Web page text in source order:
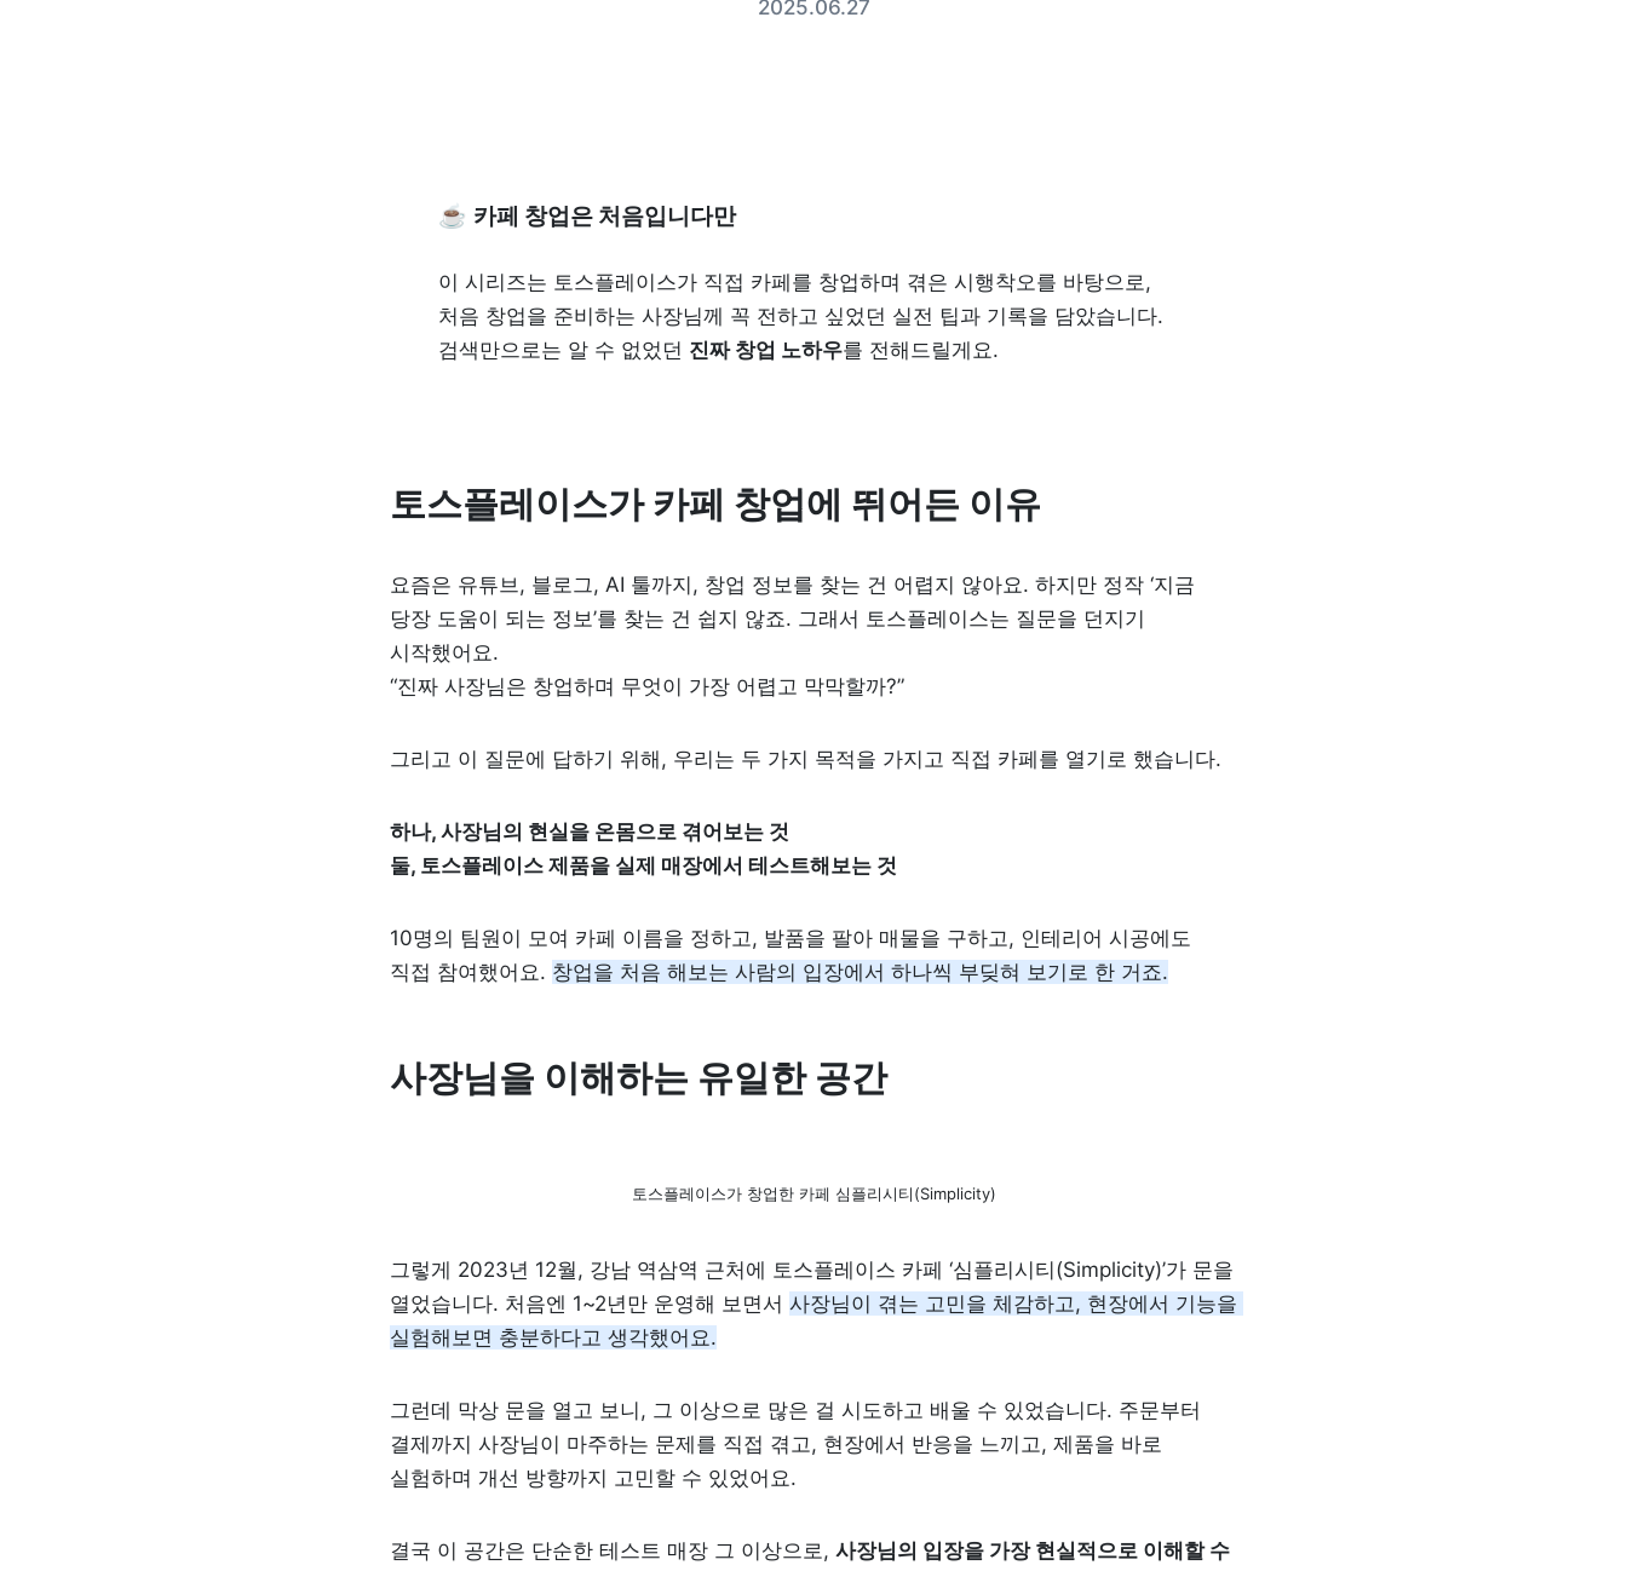
2025.06.27
☕️ 카페 창업은 처음입니다만
이 시리즈는 토스플레이스가 직접 카페를 창업하며 겪은 시행착오를 바탕으로,
처음 창업을 준비하는 사장님께 꼭 전하고 싶었던 실전 팁과 기록을 담았습니다.
검색만으로는 알 수 없었던 진짜 창업 노하우를 전해드릴게요.
토스플레이스가 카페 창업에 뛰어든 이유
요즘은 유튜브, 블로그, AI 툴까지, 창업 정보를 찾는 건 어렵지 않아요. 하지만 정작 ‘지금
당장 도움이 되는 정보’를 찾는 건 쉽지 않죠. 그래서 토스플레이스는 질문을 던지기
시작했어요.
“진짜 사장님은 창업하며 무엇이 가장 어렵고 막막할까?”
그리고 이 질문에 답하기 위해, 우리는 두 가지 목적을 가지고 직접 카페를 열기로 했습니다.
하나, 사장님의 현실을 온몸으로 겪어보는 것
둘, 토스플레이스 제품을 실제 매장에서 테스트해보는 것
10명의 팀원이 모여 카페 이름을 정하고, 발품을 팔아 매물을 구하고, 인테리어 시공에도
직접 참여했어요. 창업을 처음 해보는 사람의 입장에서 하나씩 부딪혀 보기로 한 거죠.
사장님을 이해하는 유일한 공간
토스플레이스가 창업한 카페 심플리시티(Simplicity)
그렇게 2023년 12월, 강남 역삼역 근처에 토스플레이스 카페 ‘심플리시티(Simplicity)’가 문을
열었습니다. 처음엔 1~2년만 운영해 보면서 사장님이 겪는 고민을 체감하고, 현장에서 기능을
실험해보면 충분하다고 생각했어요.
그런데 막상 문을 열고 보니, 그 이상으로 많은 걸 시도하고 배울 수 있었습니다. 주문부터
결제까지 사장님이 마주하는 문제를 직접 겪고, 현장에서 반응을 느끼고, 제품을 바로
실험하며 개선 방향까지 고민할 수 있었어요.
결국 이 공간은 단순한 테스트 매장 그 이상으로, 사장님의 입장을 가장 현실적으로 이해할 수